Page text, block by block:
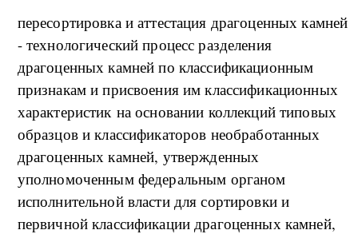
пересортировка и аттестация драгоценных камней
- технологический процесс разделения
драгоценных камней по классификационным
признакам и присвоения им классификационных
характеристик на основании коллекций типовых
образцов и классификаторов необработанных
драгоценных камней, утвержденных
уполномоченным федеральным органом
исполнительной власти для сортировки и
первичной классификации драгоценных камней,